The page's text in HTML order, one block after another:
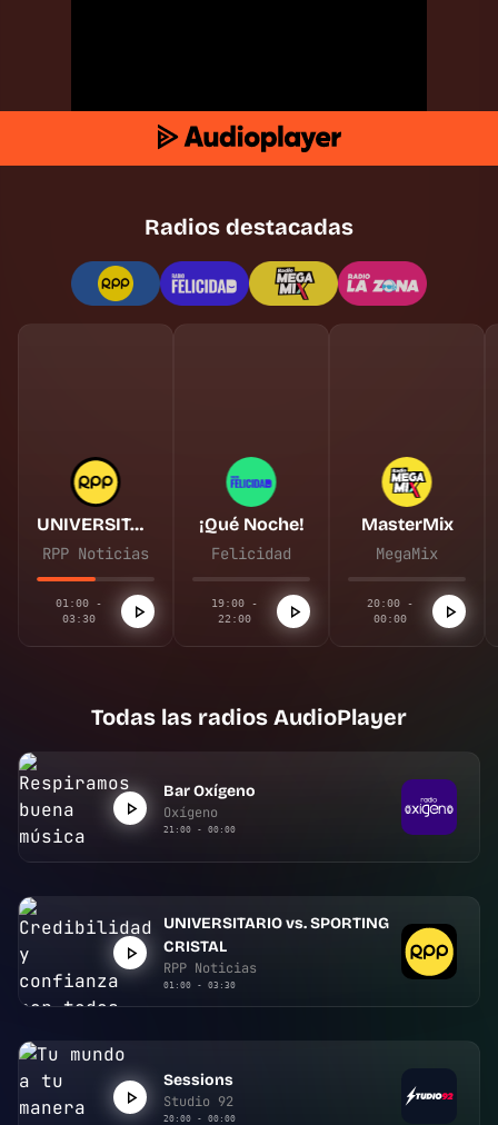
Radios destacadas
UNIVERSITARIO vs. SPORTING CRISTAL
RPP Noticias
01:00 -
03:30
¡Qué Noche!
Felicidad
19:00 -
22:00
MasterMix
MegaMix
20:00 -
00:00
Todas las radios AudioPlayer
Bar Oxígeno
Oxígeno
21:00 - 00:00
UNIVERSITARIO vs. SPORTING
CRISTAL
RPP Noticias
01:00 - 03:30
Sessions
Studio 92
20:00 - 00:00